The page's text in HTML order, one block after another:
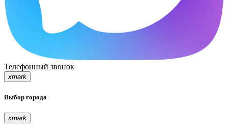
Телефонный звонок
xmark
Выбор города
xmark